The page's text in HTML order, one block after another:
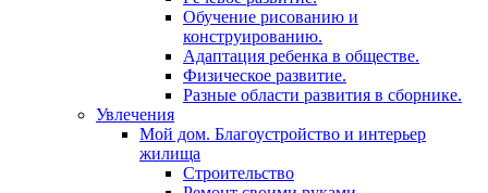
Обучение рисованию и
конструированию.
Адаптация ребенка в обществе.
Физическое развитие.
Разные области развития в сборнике.
Увлечения
Мой дом. Благоустройство и интерьер
жилища
Строительство